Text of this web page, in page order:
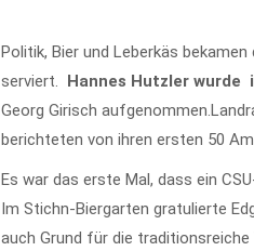
Politik, Bier und Leberkäs
serviert. Hannes Hutzler wurde
Georg Girisch
berichteten von ihren ersten 50
Es war das erste Mal, dass ein
Im Stichn-Biergarten gratulierte
auch Grund für die